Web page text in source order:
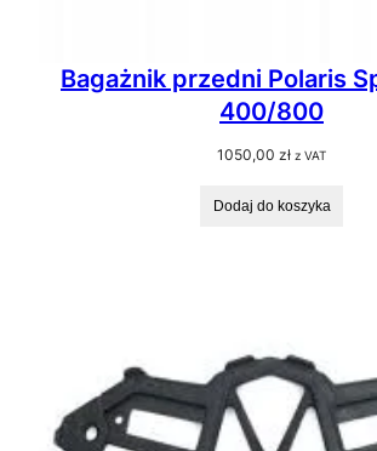
Bagażnik przedni Polaris
400/800
1050,00 zł z VAT
Dodaj do koszyka